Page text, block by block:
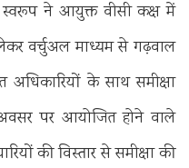
ने आयुक्त वीसी कक्ष में
वर्चुअल माध्यम से गढ़वाल
के साथ समीक्षा
पर आयोजित होने वाले
की विस्तार से समीक्षा की